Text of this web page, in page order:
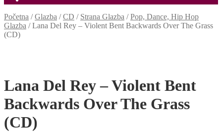
Početna /Glazba /CD / Strana Glazba /Pop, Dance, Hip Hop
Glazba /Lana Del Rey – Violent Bent Backwards Over The Grass
(CD)
Lana Del Rey – Violent Bent
Backwards Over The Grass
(CD)